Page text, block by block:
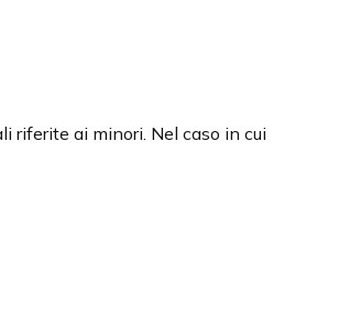
riferite ai minori. Nel caso in cui